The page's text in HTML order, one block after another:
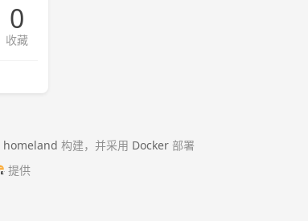
0
收藏
homeland 构建，并采用 Docker 部署
提供